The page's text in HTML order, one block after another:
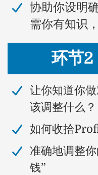
协助你设明
需你有知识
环节
让你知道你
该调整什么？
如何收拾
准确地调整
钱”